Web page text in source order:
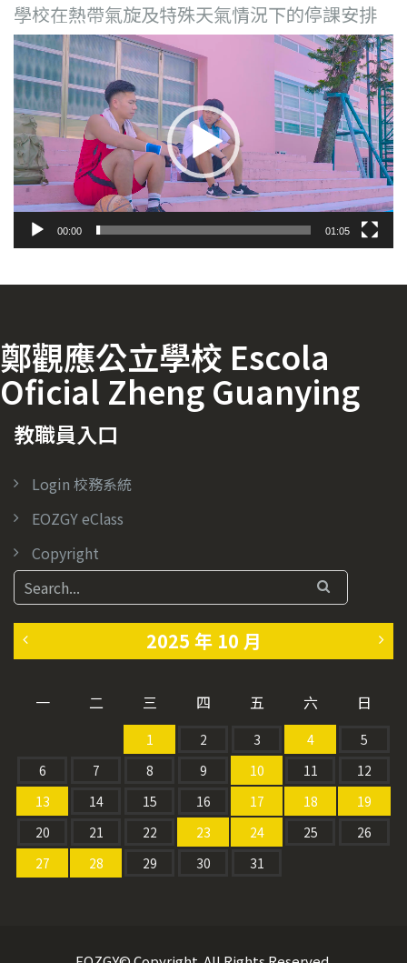
學校在熱帶氣旋及特殊天氣情況下的停課安排
視
訊
播
放
器
00:00 01:05
鄭觀應公立學校 Escola
Oficial Zheng Guanying
教職員入口
Login 校務系統
EOZGY eClass
Copyright
2025 年 10 月
一 二 三 四 五 六 日
»
1 2 3 4
5
6
7 8 9 10 11
12
13
14 15 16 17 18
19
20
21 22 23 24 25
26
27
28 29 30 31